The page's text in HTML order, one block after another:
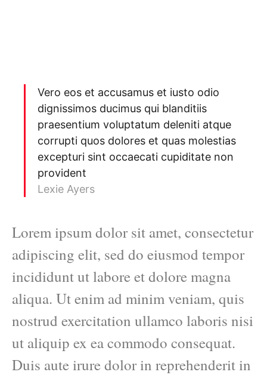
Vero eos et accusamus et iusto odio
dignissimos ducimus qui blanditiis
praesentium voluptatum deleniti atque
corrupti quos dolores et quas molestias
excepturi sint occaecati cupiditate non
provident
Lexie Ayers
Lorem ipsum dolor sit amet, consectetur
adipiscing elit, sed do eiusmod tempor
incididunt ut labore et dolore magna
aliqua. Ut enim ad minim veniam, quis
nostrud exercitation ullamco laboris nisi
ut aliquip ex ea commodo consequat.
Duis aute irure dolor in reprehenderit in